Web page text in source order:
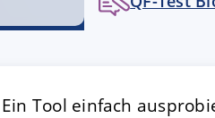
Ein Tool einfach
AKZEPTIEREN
| Datenschutz